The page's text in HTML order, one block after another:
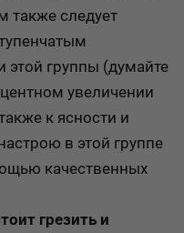
также следует
группы (думайте
увеличении
к ясности и
в этой группе
качественных
грезить и